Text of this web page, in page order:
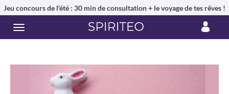
Jeu concours de l'été : 30 min de consultation + le voyage de tes rêves !